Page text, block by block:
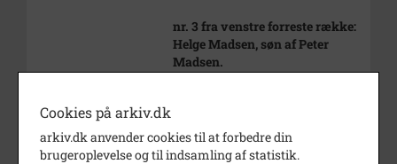
nr. 3 fra venstre forreste række:
Helge Madsen, søn af Peter
Madsen.
Periode
1920 - 1925
Cookies på arkiv.dk
arkiv.dk anvender cookies til at forbedre din
brugeroplevelse og til indsamling af statistik.